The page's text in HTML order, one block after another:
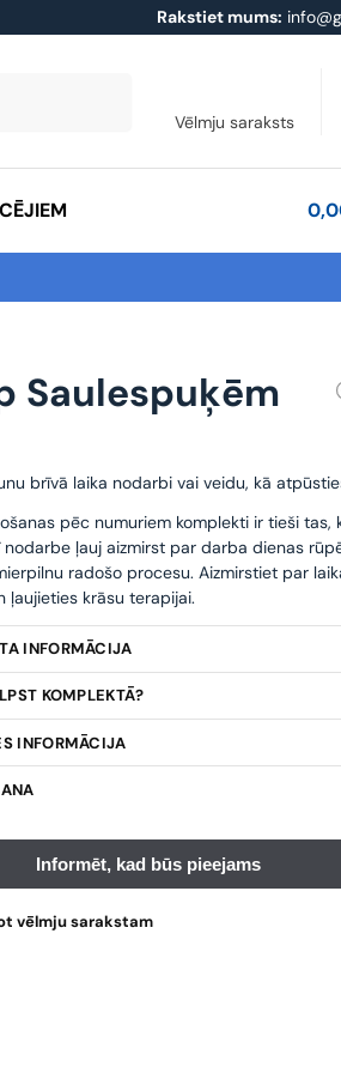
Rakstiet mums:
Vēlmju saraksts
Saulespuķēm
brīvā laika nodarbi vai veidu, kā
pēc numuriem komplekti ir tieši tas,
nodarbe ļauj aizmirst par darba dienas
radošo procesu. Aizmirstiet par
ļaujieties krāsu terapijai.
INFORMĀCIJA
KOMPLEKTĀ?
INFORMĀCIJA
vēlmju sarakstam